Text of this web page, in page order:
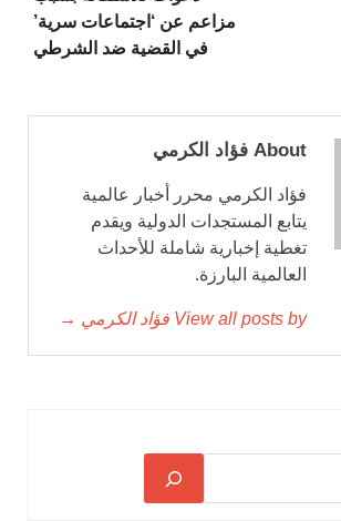
مزاعم عن ‘اجتماعات سرية’
في القضية ضد الشرطي
About فؤاد الكرمي
فؤاد الكرمي محرر أخبار عالمية
يتابع المستجدات الدولية ويقدم
تغطية إخبارية شاملة للأحداث
العالمية البارزة.
View all posts by فؤاد الكرمي →